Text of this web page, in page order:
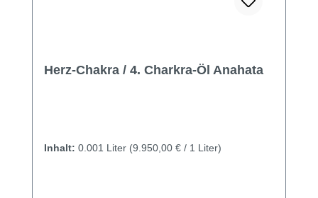
Herz-Chakra / 4. Charkra-Öl Anahata
Inhalt: 0.001 Liter (9.950,00 € / 1 Liter)